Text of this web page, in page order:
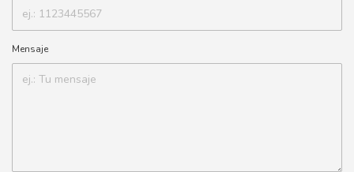
Mensaje